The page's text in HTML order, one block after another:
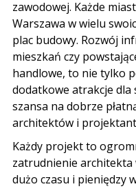
zawodowej. Każde
Warszawa w wielu
plac budowy. Rozwój
mieszkań czy
handlowe, to nie tylko
dodatkowe atrakcje dla
szansa na dobrze
architektów i
Każdy projekt to
zatrudnienie architekta
dużo czasu i pieniędzy